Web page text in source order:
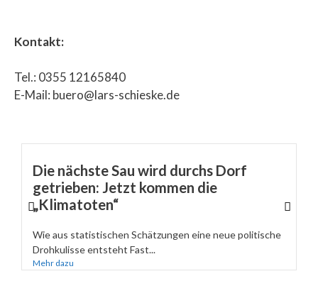
Kontakt:
Tel.: 0355 12165840
E-Mail: buero@lars-schieske.de
Die nächste Sau wird durchs Dorf
getrieben: Jetzt kommen die
„Klimatoten“
Wie aus statistischen Schätzungen eine neue politische
Drohkulisse entsteht Fast...
Mehr dazu